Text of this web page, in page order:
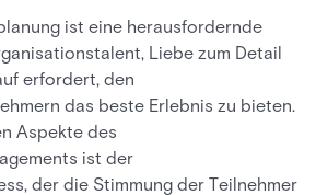
ist eine herausfordernde
Liebe zum Detail
erfordert, den
das beste Erlebnis zu bieten.
Aspekte des
ist der
der die Stimmung der Teilnehmer